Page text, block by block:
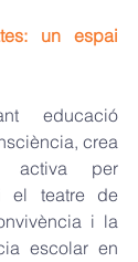
un espai
educació
crea
activa per
i el teatre de
i la
escolar en